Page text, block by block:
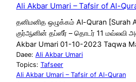
Ali Akbar Umari – Tafsir of Al-
தனிமனித ஒழுக்கம் Al-Quran
குர்ஆனின் தப்ஸீர் – தொடர் 11 மவ்லவி
Akbar Umari 01-10-2023 Taqwa
Daee: Ali Akbar Umari
Topics: Tafseer
Ali Akbar Umari – Tafsir of Al-Quran